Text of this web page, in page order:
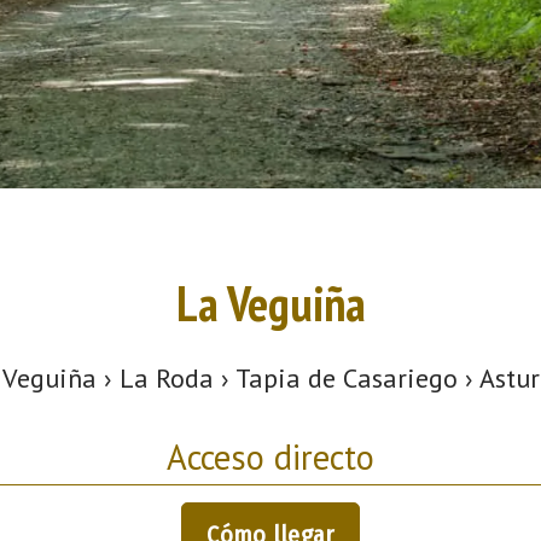
La Veguiña
› La Roda › Tapia de Casariego ›
Acceso directo
Cómo llegar